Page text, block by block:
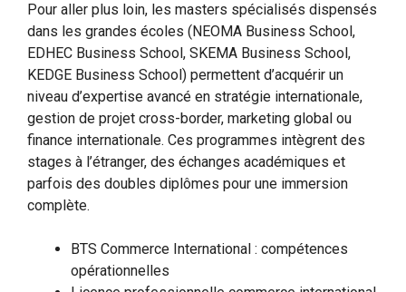
Pour aller plus loin, les masters spécialisés dispensés
dans les grandes écoles (NEOMA Business School,
EDHEC Business School, SKEMA Business School,
KEDGE Business School) permettent d’acquérir un
niveau d’expertise avancé en stratégie internationale,
gestion de projet cross-border, marketing global ou
finance internationale. Ces programmes intègrent des
stages à l’étranger, des échanges académiques et
parfois des doubles diplômes pour une immersion
complète.
BTS Commerce International : compétences
opérationnelles